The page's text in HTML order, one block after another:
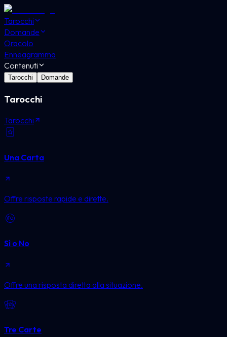
Tarocchi
Domande
Oracolo
Enneagramma
Contenuti
Tarocchi Domande
Tarocchi
Tarocchi
Una Carta
Offre risposte rapide e dirette.
Sì o No
Offre una risposta diretta alla situazione.
Tre Carte